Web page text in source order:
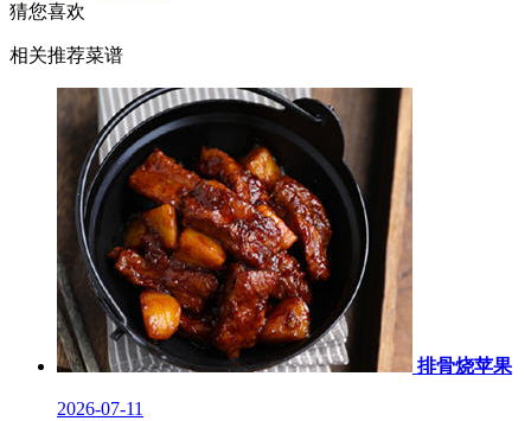
猜您喜欢
相关推荐菜谱
排骨烧苹果
2026-07-11